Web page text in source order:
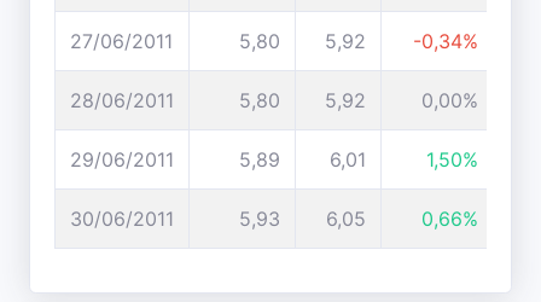
27/06/2011 5,80 5,92 -0,34%
28/06/2011 5,80 5,92 0,00%
29/06/2011 5,89 6,01 1,50%
30/06/2011 5,93 6,05 0,66%